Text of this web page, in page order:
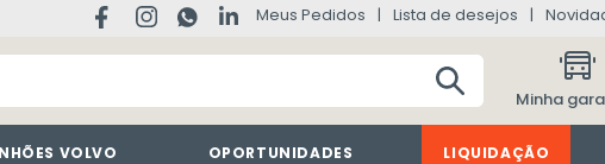
Meus Pedidos Lista de desejos
Minha
VOLVO OPORTUNIDADES LIQUIDAÇÃO